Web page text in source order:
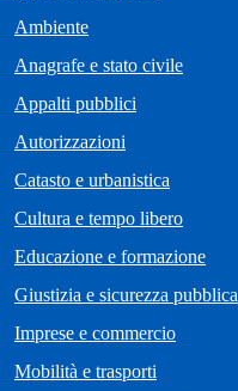
Ambiente
Anagrafe e stato civile
Appalti pubblici
Autorizzazioni
Catasto e urbanistica
Cultura e tempo libero
Educazione e formazione
Giustizia e sicurezza pubblica
Imprese e commercio
Mobilità e trasporti